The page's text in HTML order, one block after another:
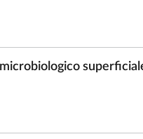
ai sistemi industriali